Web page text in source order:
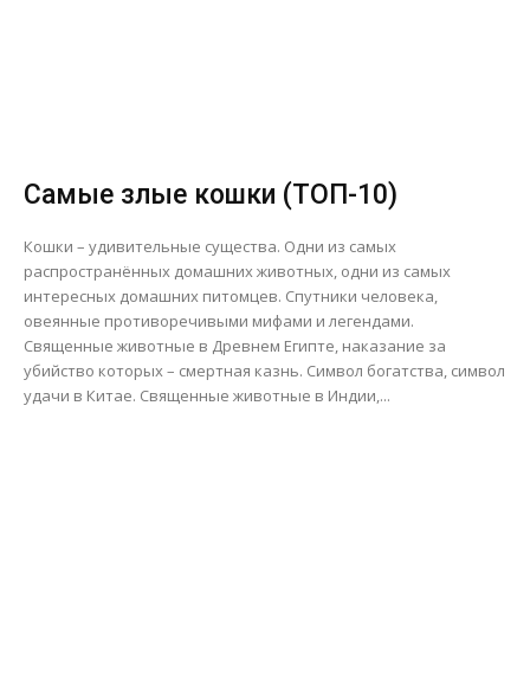
Самые злые кошки (ТОП-10)
Кошки – удивительные существа. Одни из самых
распространённых домашних животных, одни из самых
интересных домашних питомцев. Спутники человека,
овеянные противоречивыми мифами и легендами.
Священные животные в Древнем Египте, наказание за
убийство которых – смертная казнь. Символ богатства, символ
удачи в Китае. Священные животные в Индии,...